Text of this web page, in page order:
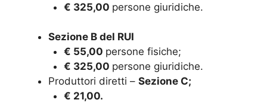
€ 325,00 persone giuridiche.
Sezione B del RUI
€ 55,00 persone fisiche;
€ 325,00 persone giuridiche.
Produttori diretti – Sezione C;
€ 21,00.